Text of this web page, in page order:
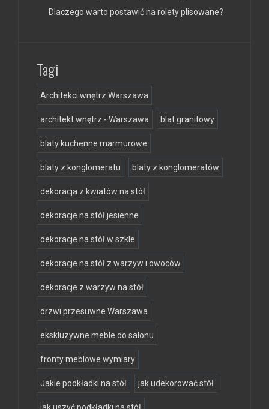
Dlaczego warto postawić na rolety plisowane?
Tagi
Architekci wnętrz Warszawa
architekt wnętrz - Warszawa blat granitowy
blaty kuchenne marmurowe
blaty z konglomeratu blaty z konglomeratów
dekoracja z kwiatów na stół
dekoracje na stół jesienne
dekoracje na stół w szkle
dekoracje na stół z warzyw i owoców
dekoracje z warzyw na stół
drzwi przesuwne Warszawa
ekskluzywne meble do salonu
fronty meblowe wymiary
Jakie podkładki na stół jak udekorować stół